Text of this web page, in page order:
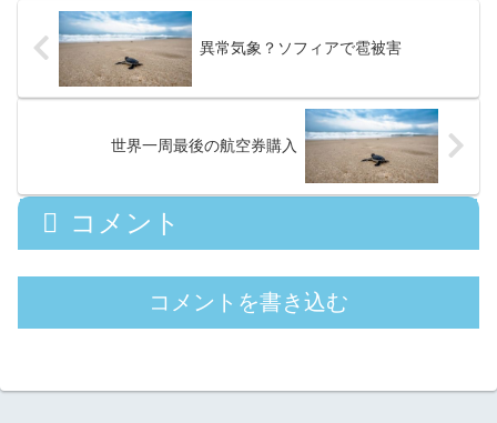
異常気象？ソフィアで雹被害
世界一周最後の航空券購入
コメント
コメントを書き込む